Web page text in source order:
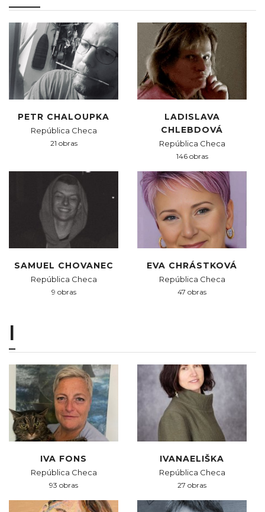
PETR CHALOUPKA
República Checa
21 obras
LADISLAVA
CHLEBDOVÁ
República Checa
146 obras
SAMUEL CHOVANEC
República Checa
9 obras
EVA CHRÁSTKOVÁ
República Checa
47 obras
I
IVA FONS
República Checa
93 obras
IVANAELIŠKA
República Checa
27 obras